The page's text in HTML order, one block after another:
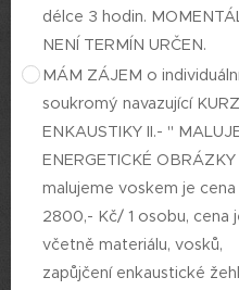
délce 3 hodin.
NENÍ TERMÍN URČEN.
MÁM ZÁJEM o
soukromý navazující KURZ
ENKAUSTIKY II.- "
ENERGETICKÉ
malujeme voskem je cena
2800,- Kč/ 1 osobu, cena
včetně materiálu, vosků,
zapůjčení enkaustické